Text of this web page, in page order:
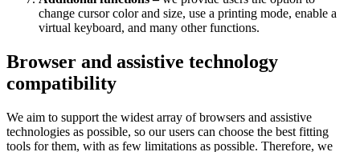
change cursor color and size, use a printing mode, enable a
virtual keyboard, and many other functions.
Browser and assistive technology
compatibility
We aim to support the widest array of browsers and assistive
technologies as possible, so our users can choose the best fitting
tools for them, with as few limitations as possible. Therefore, we